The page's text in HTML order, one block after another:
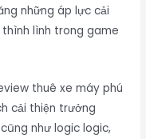
những áp lực cải
lình trong game
thuê xe máy phú
cải thiện trưởng
như logic logic,